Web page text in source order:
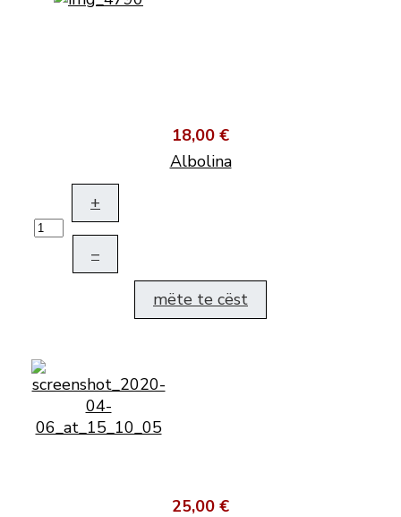
18,00 €
Albolina
+
–
mëte te cëst
25,00 €